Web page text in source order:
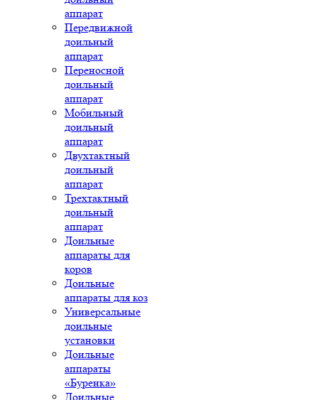
аппарат
Передвижной
доильный
аппарат
Переносной
доильный
аппарат
Мобильный
доильный
аппарат
Двухтактный
доильный
аппарат
Трехтактный
доильный
аппарат
Доильные
аппараты для
коров
Доильные
аппараты для коз
Универсальные
доильные
установки
Доильные
аппараты
«Буренка»
Доильные